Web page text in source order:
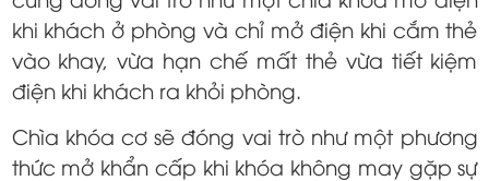
khi khách ở phòng và chỉ mở điện khi cắm thẻ
vào khay, vừa hạn chế mất thẻ vừa tiết kiệm
điện khi khách ra khỏi phòng.
Chìa khóa cơ sẽ đóng vai trò như một phương
thức mở khẩn cấp khi khóa không may gặp sự